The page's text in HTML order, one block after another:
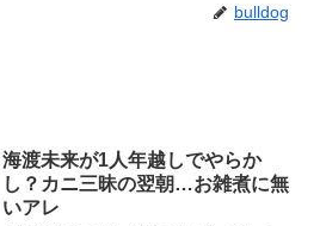
bulldog
海渡未来が1人年越しでやらか
し？カニ三昧の翌朝…お雑煮に無
いアレ